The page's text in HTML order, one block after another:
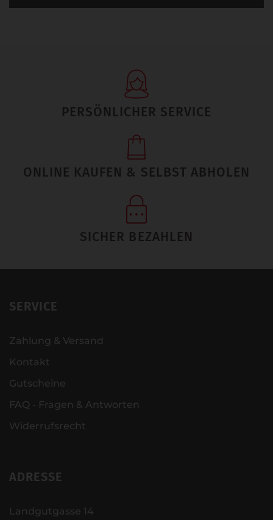
PERSÖNLICHER SERVICE
ONLINE KAUFEN & SELBST ABHOLEN
SICHER BEZAHLEN
SERVICE
Zahlung & Versand
Kontakt
Gutscheine
FAQ - Fragen & Antworten
Widerrufsrecht
ADRESSE
Landgutgasse 14